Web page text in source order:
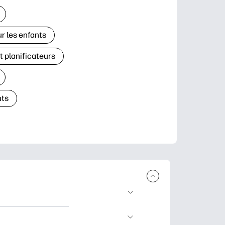
les enfants
planificateurs